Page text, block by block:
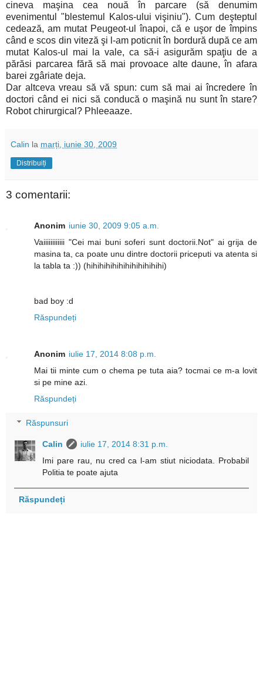
cineva maşina cea nouă în parcare (să denumim
evenimentul "blestemul Kalos-ului vişiniu"). Cum deşteptul
cedează, am mutat Peugeot-ul înapoi, că e uşor de împins
când e scos din viteză şi l-am poticnit în bordură după ce am
mutat Kalos-ul mai la vale, ca să-i asigurăm spaţiu de a
părăsi parcarea fără să mai provoace alte daune, în afara
barei zgâriate deja.
Dar altceva vreau să vă spun: cum să mai ai încredere în
doctori când ei nici să conducă o maşină nu sunt în stare?
Robot chirurgical? Phleeaaze.
Calin la marți, iunie 30, 2009
Distribuiți
3 comentarii:
Anonim iunie 30, 2009 9:05 a.m.
Vaiiiiiiiiiiii "Cei mai buni soferi sunt doctorii.Not" ai grija de
masina ta, ca poate unu dintre doctorii priceputi va atenta si
la tabla ta :)) (hihihihihihihihihihihihi)
bad boy :d
Răspundeți
Anonim iulie 17, 2014 8:08 p.m.
Mai tii minte cum o chema pe tuta aia? tocmai ce m-a lovit
si pe mine azi.
Răspundeți
Răspunsuri
Calin
iulie 17, 2014 8:31 p.m.
Imi pare rau, nu cred ca l-am stiut niciodata. Probabil
Politia te poate ajuta
Răspundeți